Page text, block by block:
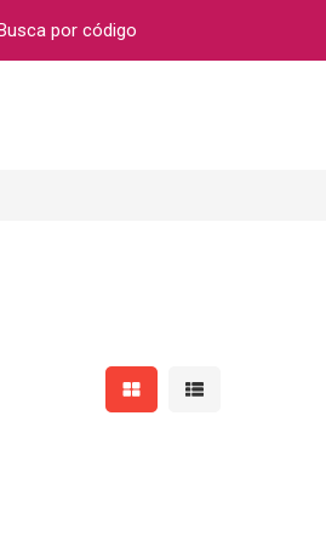
Mostrar resultados em
Mostrar